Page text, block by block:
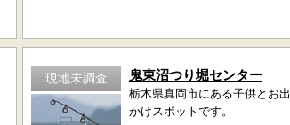
現地未調査 鬼東沼つり堀センター
栃木県真岡市にある子供とお出
かけスポットです。